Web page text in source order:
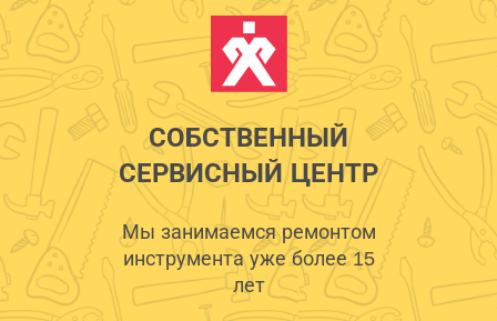
СОБСТВЕННЫЙ
СЕРВИСНЫЙ ЦЕНТР
Мы занимаемся ремонтом
инструмента уже более 15
лет